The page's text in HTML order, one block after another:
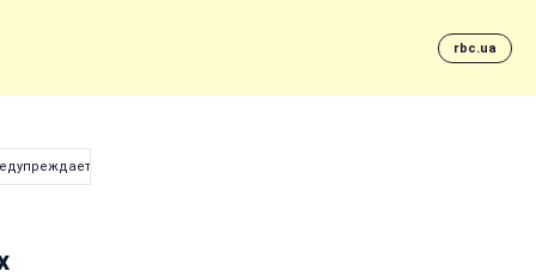
rbc.ua
хроническое расстройство желудка